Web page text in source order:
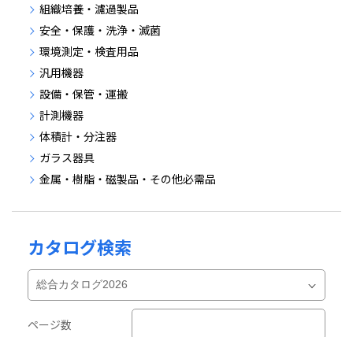
組織培養・濾過製品
安全・保護・洗浄・滅菌
環境測定・検査用品
汎用機器
設備・保管・運搬
計測機器
体積計・分注器
ガラス器具
金属・樹脂・磁製品・その他必需品
カタログ検索
ページ数